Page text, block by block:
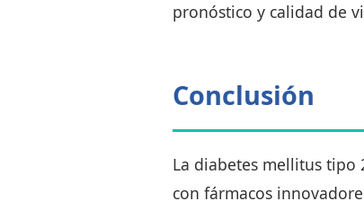
pronóstico y calidad de
Conclusión
La diabetes mellitus
con fármacos